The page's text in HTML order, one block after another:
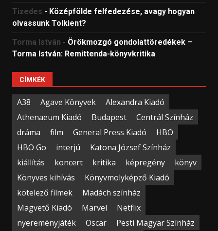
Tizedes - Középfölde felfedezése, avagy hogyan
olvassunk Tolkient?
Torma István - Örökmozgó gondolattöredékek –
Torma István: Remittenda-könyvkritika
CÍMKÉK
A38 Agave Könyvek
Alexandra Kiadó
Athenaeum Kiadó
Budapest
Centrál Színház
dráma
film General Press Kiadó
HBO
HBO Go
interjú
Katona József Színház
kiállítás
koncert kritika képregény
könyv
Könyves kihívás
Könyvmolyképző Kiadó
kötelező filmek
Madách színház
Magvető Kiadó
Marvel
Netflix
nyereményjáték
Oscar
Pesti Magyar Színház